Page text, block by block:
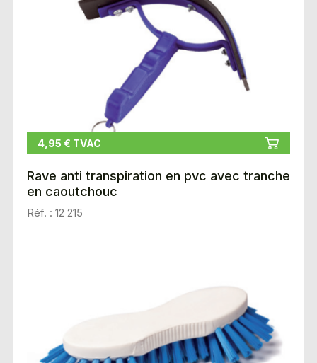
4,95 € TVAC
Rave anti transpiration en pvc avec tranche
en caoutchouc
Réf. : 12 215